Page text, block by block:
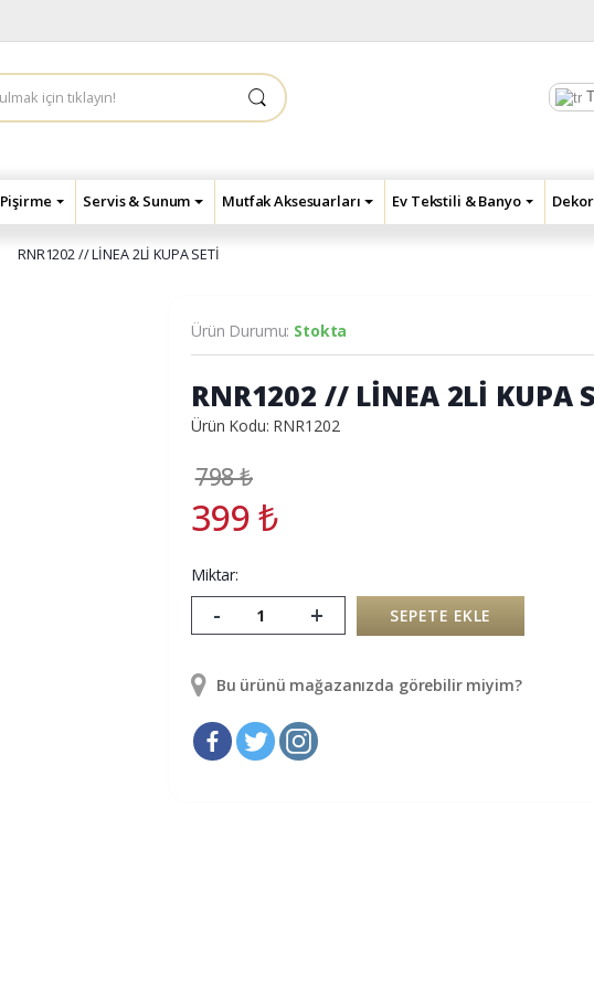
Pişirme Servis & Sunum Mutfak Aksesuarları Ev Tekstili & Banyo
RNR1202 // LİNEA 2Lİ KUPA SETİ
Ürün Durumu: Stokta
RNR1202 // LİNEA 2Lİ KUPA
Ürün Kodu: RNR1202
798₺
399₺
Miktar:
- + SEPETE EKLE
Bu ürünü mağazanızda görebilir miyim?